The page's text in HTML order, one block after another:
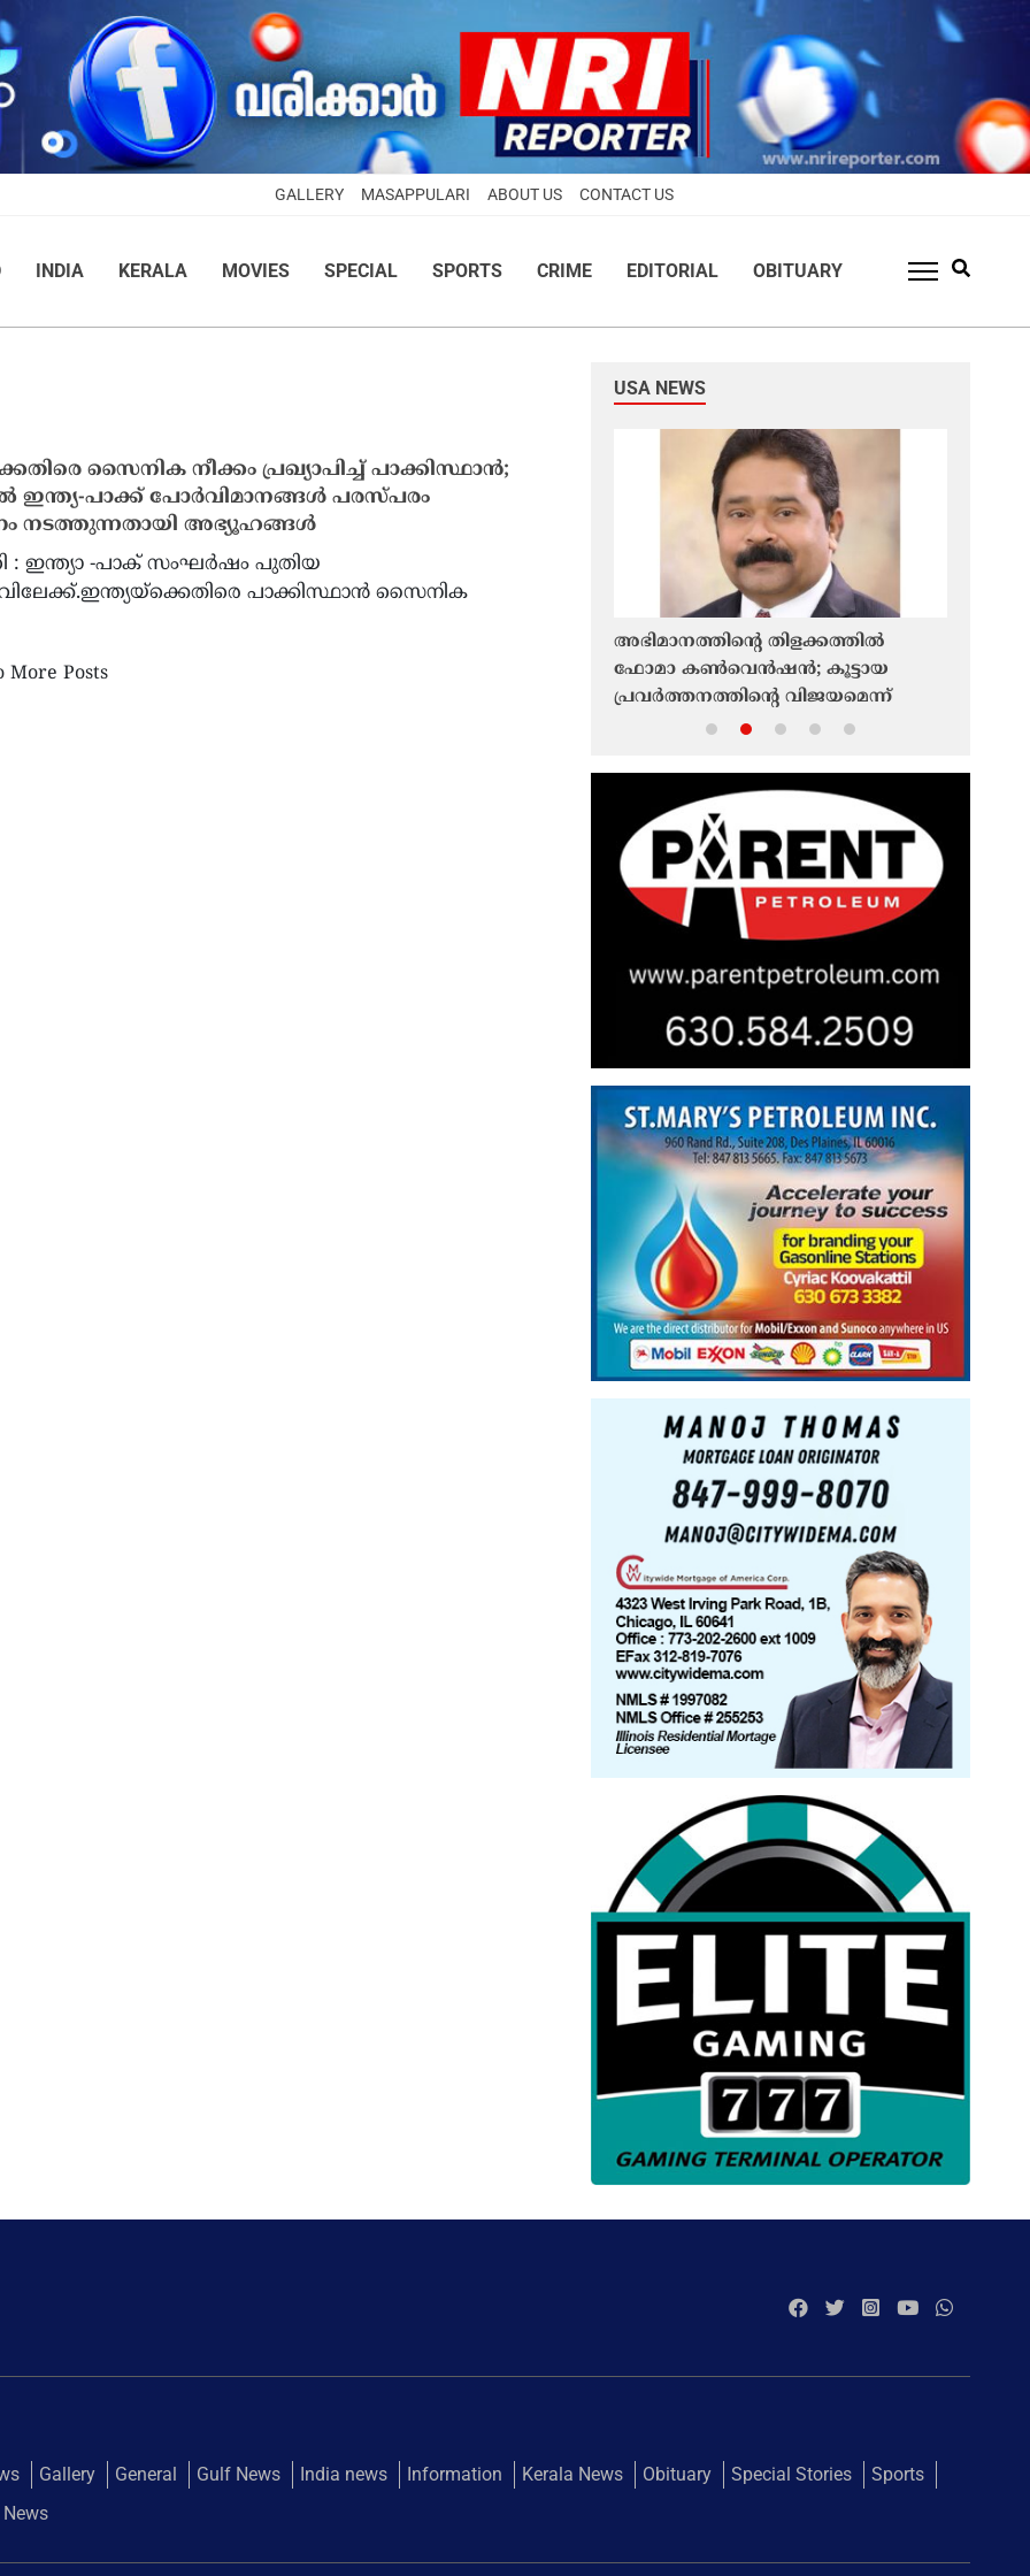
GALLERY MASAPPULARI ABOUT US CONTACT US
INDIA KERALA MOVIES SPECIAL SPORTS CRIME EDITORIAL OBITUARY
സൈനിക നീക്കം പ്രഖ്യാപിച്ച് പാക്കിസ്ഥാന്‍;
ഇന്ത്യ-പാക്ക് പോര്‍വിമാനങ്ങള്‍ പരസ്പരം
നടത്തുന്നതായി അഭ്യൂഹങ്ങള്‍
ഇന്ത്യാ -പാക് സംഘര്‍ഷം പുതിയ
പാക്കിസ്ഥാന്‍ സൈനിക
More Posts
USA NEWS
എണ്ണവില വീണ്ടും
അഭിമാനത്തിന്റെ തിളക്കത്തില്‍
ഫോമാ കണ്‍വെന്‍ഷന്‍; കൂട്ടായ
പ്രവര്‍ത്തനത്തിന്റെ വിജയമെന്ന്
ബേബി മണക്കുന്നേല്‍
Gallery General Gulf News India news Information Kerala News Obituary Special Stories
Sports